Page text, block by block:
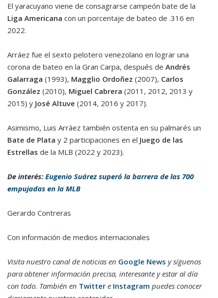
El yaracuyano viene de consagrarse campeón bate de la
Liga Americana con un porcentaje de bateo de .316 en
2022.
Arráez fue el sexto pelotero venezolano en lograr una
corona de bateo en la Gran Carpa, después de Andrés
Galarraga (1993), Magglio Ordoñez (2007), Carlos
González (2010), Miguel Cabrera (2011, 2012, 2013 y
2015) y José Altuve (2014, 2016 y 2017).
Asimismo, Luis Arráez también ostenta en su palmarés un
Bate de Plata y 2 participaciones en el Juego de las
Estrellas de la MLB (2022 y 2023).
De interés: Eugenio Suárez superó la barrera de las 700
empujadas en la MLB
Gerardo Contreras
Con información de medios internacionales
Visita nuestro canal de noticias en Google News y síguenos
para obtener información precisa, interesante y estar al día
con todo. También en Twitter e Instagram puedes conocer